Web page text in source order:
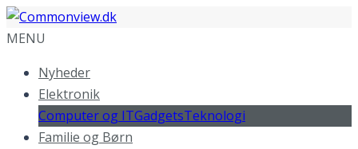
MENU
Nyheder
Elektronik
Computer og ITGadgetsTeknologi
Familie og Børn